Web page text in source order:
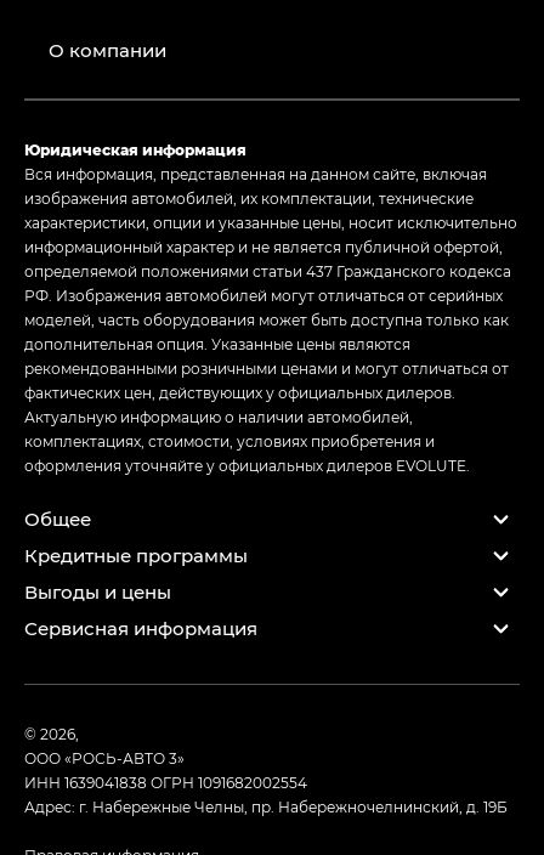
О компании
Юридическая информация
Вся информация, представленная на данном сайте, включая
изображения автомобилей, их комплектации, технические
характеристики, опции и указанные цены, носит исключительно
информационный характер и не является публичной офертой,
определяемой положениями статьи 437 Гражданского кодекса
РФ. Изображения автомобилей могут отличаться от серийных
моделей, часть оборудования может быть доступна только как
дополнительная опция. Указанные цены являются
рекомендованными розничными ценами и могут отличаться от
фактических цен, действующих у официальных дилеров.
Актуальную информацию о наличии автомобилей,
комплектациях, стоимости, условиях приобретения и
оформления уточняйте у официальных дилеров EVOLUTE.
Общее
Кредитные программы
Выгоды и цены
Сервисная информация
© 2026,
ООО «РОСЬ-АВТО 3»
ИНН 1639041838 ОГРН 1091682002554
Адрес: г. Набережные Челны, пр. Набережночелнинский, д. 19Б